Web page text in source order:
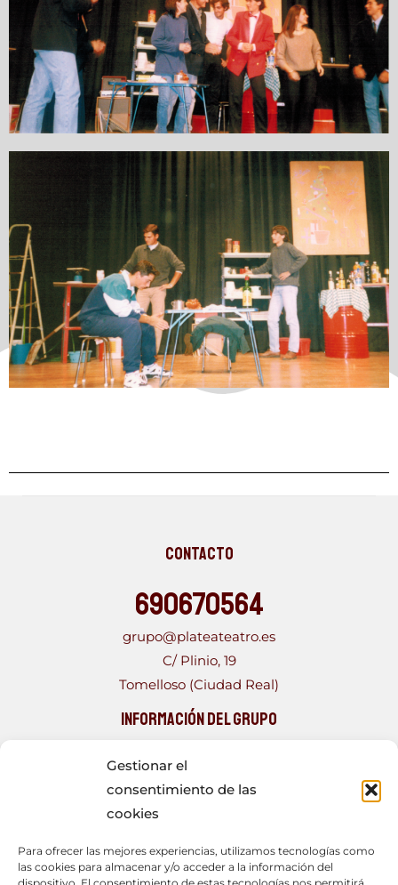
Gestionar el
consentimiento de las
cookies
Para ofrecer las mejores experiencias, utilizamos tecnologías como
las cookies para almacenar y/o acceder a la información del
Contacto
690670564
grupo@plateateatro.es
C/ Plinio, 19
Tomelloso (Ciudad Real)
Información del Grupo
PLATEA TEATRO, Grupo fundado en 1993, con más de
una veintena de obras a sus espaldas. Formado por
un joven elenco, que con los años se ha tornado más
diferentes ocupaciones que encuentran en el teatro